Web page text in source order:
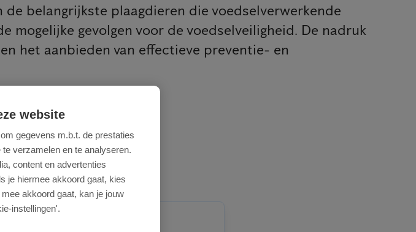
belangrijkste plaagdieren die voedselverwerkende
mogelijke gevolgen voor de voedselveiligheid. De nadruk
het aanbieden van effectieve preventie- en
ebook
website
gegevens m.b.t. de prestaties
verzamelen en te analyseren.
content en advertenties
je hiermee akkoord gaat, kies
akkoord gaat, kan je jouw
instellingen'.